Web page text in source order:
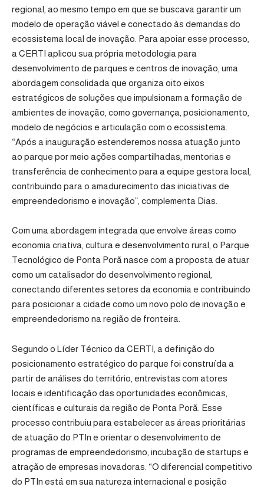
regional, ao mesmo tempo em que se buscava garantir um
modelo de operação viável e conectado às demandas do
ecossistema local de inovação. Para apoiar esse processo,
a CERTI aplicou sua própria metodologia para
desenvolvimento de parques e centros de inovação, uma
abordagem consolidada que organiza oito eixos
estratégicos de soluções que impulsionam a formação de
ambientes de inovação, como governança, posicionamento,
modelo de negócios e articulação com o ecossistema.
“Após a inauguração estenderemos nossa atuação junto
ao parque por meio ações compartilhadas, mentorias e
transferência de conhecimento para a equipe gestora local,
contribuindo para o amadurecimento das iniciativas de
empreendedorismo e inovação”, complementa Dias.
Com uma abordagem integrada que envolve áreas como
economia criativa, cultura e desenvolvimento rural, o Parque
Tecnológico de Ponta Porã nasce com a proposta de atuar
como um catalisador do desenvolvimento regional,
conectando diferentes setores da economia e contribuindo
para posicionar a cidade como um novo polo de inovação e
empreendedorismo na região de fronteira.
Segundo o Líder Técnico da CERTI, a definição do
posicionamento estratégico do parque foi construída a
partir de análises do território, entrevistas com atores
locais e identificação das oportunidades econômicas,
científicas e culturais da região de Ponta Porã. Esse
processo contribuiu para estabelecer as áreas prioritárias
de atuação do PTIn e orientar o desenvolvimento de
programas de empreendedorismo, incubação de startups e
atração de empresas inovadoras. “O diferencial competitivo
do PTIn está em sua natureza internacional e posição